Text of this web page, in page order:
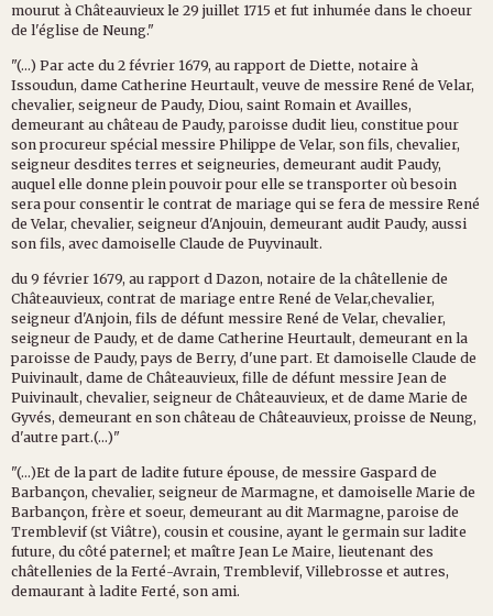
mourut à Châteauvieux le 29 juillet 1715 et fut inhumée dans le choeur
de l'église de Neung."
"(...) Par acte du 2 février 1679, au rapport de Diette, notaire à
Issoudun, dame Catherine Heurtault, veuve de messire René de Velar,
chevalier, seigneur de Paudy, Diou, saint Romain et Availles,
demeurant au château de Paudy, paroisse dudit lieu, constitue pour
son procureur spécial messire Philippe de Velar, son fils, chevalier,
seigneur desdites terres et seigneuries, demeurant audit Paudy,
auquel elle donne plein pouvoir pour elle se transporter où besoin
sera pour consentir le contrat de mariage qui se fera de messire René
de Velar, chevalier, seigneur d'Anjouin, demeurant audit Paudy, aussi
son fils, avec damoiselle Claude de Puyvinault.
du 9 février 1679, au rapport d Dazon, notaire de la châtellenie de
Châteauvieux, contrat de mariage entre René de Velar,chevalier,
seigneur d'Anjoin, fils de défunt messire René de Velar, chevalier,
seigneur de Paudy, et de dame Catherine Heurtault, demeurant en la
paroisse de Paudy, pays de Berry, d'une part. Et damoiselle Claude de
Puivinault, dame de Châteauvieux, fille de défunt messire Jean de
Puivinault, chevalier, seigneur de Châteauvieux, et de dame Marie de
Gyvés, demeurant en son château de Châteauvieux, proisse de Neung,
d'autre part.(...)"
"(...)Et de la part de ladite future épouse, de messire Gaspard de
Barbançon, chevalier, seigneur de Marmagne, et damoiselle Marie de
Barbançon, frère et soeur, demeurant au dit Marmagne, paroise de
Tremblevif (st Viâtre), cousin et cousine, ayant le germain sur ladite
future, du côté paternel; et maître Jean Le Maire, lieutenant des
châtellenies de la Ferté-Avrain, Tremblevif, Villebrosse et autres,
demaurant à ladite Ferté, son ami.